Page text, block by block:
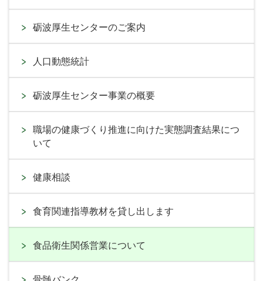
砺波厚生センターのご案内
人口動態統計
砺波厚生センター事業の概要
職場の健康づくり推進に向けた実態調査結果につ
いて
健康相談
食育関連指導教材を貸し出します
食品衛生関係営業について